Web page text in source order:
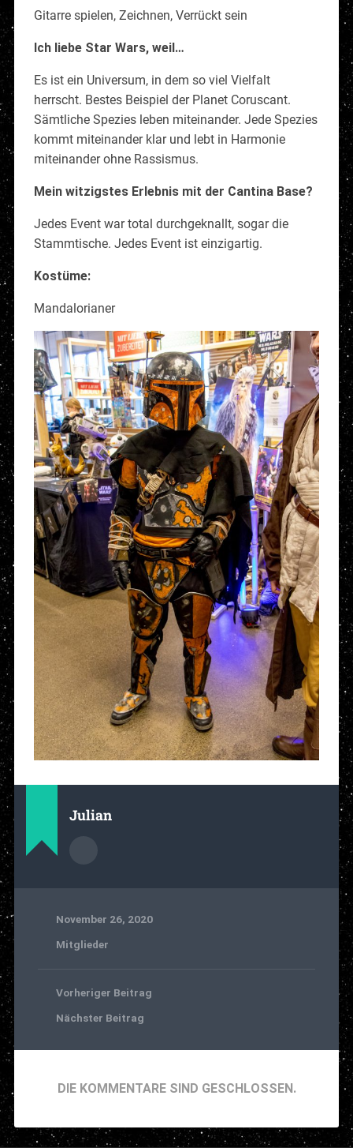
Gitarre spielen, Zeichnen, Verrückt sein
Ich liebe Star Wars, weil…
Es ist ein Universum, in dem so viel Vielfalt
herrscht. Bestes Beispiel der Planet Coruscant.
Sämtliche Spezies leben miteinander. Jede Spezies
kommt miteinander klar und lebt in Harmonie
miteinander ohne Rassismus.
Mein witzigstes Erlebnis mit der Cantina Base?
Jedes Event war total durchgeknallt, sogar die
Stammtische. Jedes Event ist einzigartig.
Kostüme:
Mandalorianer
Julian
November 26, 2020
Mitglieder
Vorheriger Beitrag
Nächster Beitrag
DIE KOMMENTARE SIND GESCHLOSSEN.